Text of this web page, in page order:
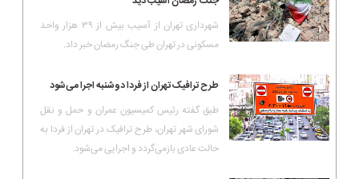
شهرداری تهران از آسیب‌ بیش از ۳۹ هزار واحد
مسکونی در تهران طی جنگ رمضان خبر داد.
طرح ترافیک تهران از فردا دوشنبه اجرا می‌شود
طبق گفته رئیس کمیسیون عمران و حمل و نقل
شورای شهر تهران، طرح ترافیک در تهران از فردا به
حالت عادی بازمی‌گردد و اجرایی می‌شود.